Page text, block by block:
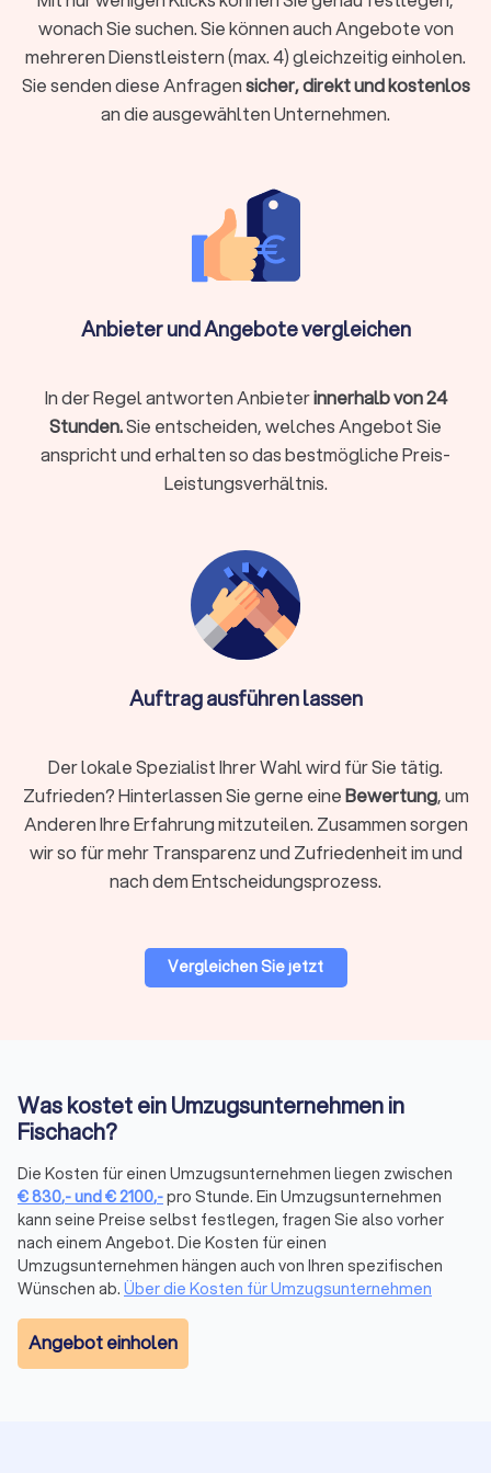
Be- und Entladen:Das professionelle Tragen und Verstauen
der Möbel und Umzugskartons in den LKW sowie das
Ausladen am Zielort.
Transportsicherung:Das fachgerechte Sichern der Möbel im
LKW mit Decken, Gurten und Folien, um Schäden während der
Zusatzservices von Transportunternehmen
für Umzüge in Fischach
Viele Umzugsunternehmen in Fischach bieten ergänzende
Leistungen, die Ihren Umzug einfacher und schneller machen:
Komplettservice: professionelles Packen, Beschriftung
und abbauen
Halteverbotszonen:Einholen von Genehmigungen und
Aufstellen der Schilder
Entsorgung & Reinigung: besenreine Übergabe der alten
kurzfristig oder länger bei Überschneidung
Verpackungsmaterial:
stabile Kartons, Kleiderboxen,
Schutzfolien, Matratzenhüllen
Ist Reinigung nicht im Angebot des
Endreinigung durchführen. Bei engen Terminen,
vielen empfindlichen Gegenständen, hohen Etagen,
eingeschränkten Parkmöglichkeiten oder
beruflicher Belastung empfiehlt sich ein
professionelles Rundum-Paket.
Preise & Modelle in Fischach
Richtwerte
Umzugshelfer 25–40 € pro Stunde 200–320 €
Möbelpacker 30–50 € pro Stunde 240–400 €
LKW mit
Fahrer
50–100 € pro Stunde
wonach Sie suchen. Sie können auch Angebote von
mehreren Dienstleistern (max. 4) gleichzeitig einholen.
Sie senden diese Anfragensicher, direkt und kostenlos
an die ausgewählten Unternehmen.
Anbieter und Angebote vergleichen
In der Regel antworten Anbieterinnerhalb von 24
Stunden.Sie entscheiden, welches Angebot Sie
anspricht und erhalten so das bestmögliche Preis-
Leistungsverhältnis.
Auftrag ausführen lassen
Der lokale Spezialist Ihrer Wahl wird für Sie tätig.
Zufrieden? Hinterlassen Sie gerne eineBewertung, um
Anderen Ihre Erfahrung mitzuteilen. Zusammen sorgen
wir so für mehr Transparenz und Zufriedenheit im und
nach dem Entscheidungsprozess.
Vergleichen Sie jetzt
Was kostet ein Umzugsunternehmen in
Fischach?
Die Kosten für einen Umzugsunternehmen liegen zwischen
€830,-und€2100,-pro Stunde. Ein Umzugsunternehmen
kann seine Preise selbst festlegen, fragen Sie also vorher
nach einem Angebot. Die Kosten für einen
Umzugsunternehmen hängen auch von Ihren spezifischen
Wünschen ab. Über die Kosten für Umzugsunternehmen
Angebot einholen